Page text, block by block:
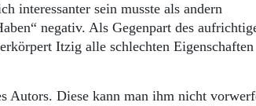
interessanter sein musste als andern
negativ. Als Gegenpart des
Itzig alle schlechten Eigenschaften
Autors. Diese kann man ihm nicht